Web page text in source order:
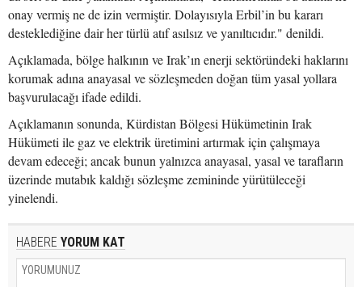
onay vermiş ne de izin vermiştir. Dolayısıyla Erbil’in bu kararı
desteklediğine dair her türlü atıf asılsız ve yanıltıcıdır." denildi.
Açıklamada, bölge halkının ve Irak’ın enerji sektöründeki haklarını
korumak adına anayasal ve sözleşmeden doğan tüm yasal yollara
başvurulacağı ifade edildi.
Açıklamanın sonunda, Kürdistan Bölgesi Hükümetinin Irak
Hükümeti ile gaz ve elektrik üretimini artırmak için çalışmaya
devam edeceği; ancak bunun yalnızca anayasal, yasal ve tarafların
üzerinde mutabık kaldığı sözleşme zemininde yürütüleceği
yinelendi.
HABERE YORUM KAT